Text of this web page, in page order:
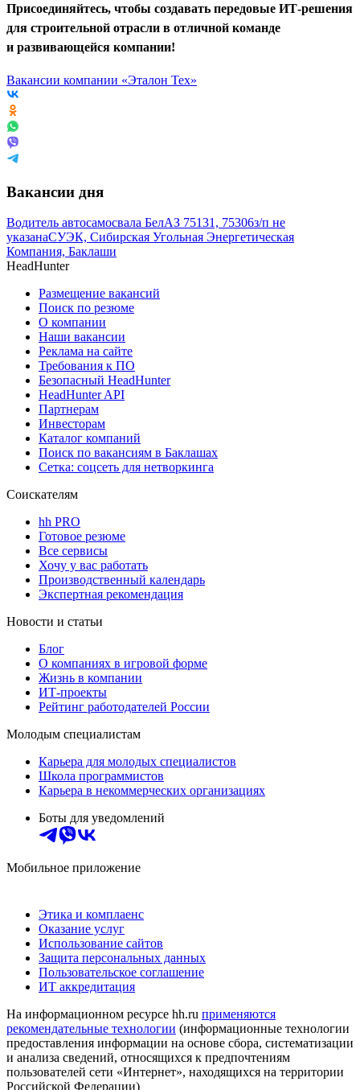
Присоединяйтесь, чтобы создавать передовые ИТ-решения
для строительной отрасли в отличной команде
и развивающейся компании!
Вакансии компании «Эталон Тех»
Вакансии дня
Водитель автосамосвала БелАЗ 75131, 75306з/п не
указанаСУЭК, Сибирская Угольная Энергетическая
Компания, Баклаши
HeadHunter
Размещение вакансий
Поиск по резюме
О компании
Наши вакансии
Реклама на сайте
Требования к ПО
Безопасный HeadHunter
HeadHunter API
Партнерам
Инвесторам
Каталог компаний
Поиск по вакансиям в Баклашах
Сетка: соцсеть для нетворкинга
Соискателям
hh PRO
Готовое резюме
Все сервисы
Хочу у вас работать
Производственный календарь
Экспертная рекомендация
Новости и статьи
Блог
О компаниях в игровой форме
Жизнь в компании
ИТ-проекты
Рейтинг работодателей России
Молодым специалистам
Карьера для молодых специалистов
Школа программистов
Карьера в некоммерческих организациях
Боты для уведомлений
Мобильное приложение
Этика и комплаенс
Оказание услуг
Использование сайтов
Защита персональных данных
Пользовательское соглашение
ИТ аккредитация
На информационном ресурсе hh.ru применяются
рекомендательные технологии (информационные технологии
предоставления информации на основе сбора, систематизации
и анализа сведений, относящихся к предпочтениям
пользователей сети «Интернет», находящихся на территории
Российской Федерации)